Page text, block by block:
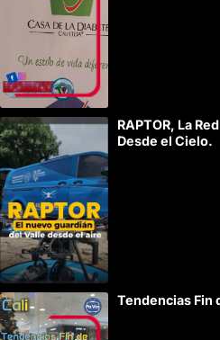
t
i
v
e
:
RAPTOR, La
Desde el Cielo.
Tendencias Fin